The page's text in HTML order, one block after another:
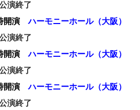
演終了
開演
ハーモニーホール（大阪）
演終了
開演
ハーモニーホール（大阪）
演終了
開演
ハーモニーホール（大阪）
演終了